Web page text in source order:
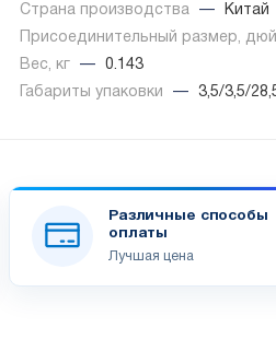
Страна производства
—
Китай
Присоединительный размер,
Вес, кг
—
0.143
Габариты упаковки
— 3,5/3,5/
Различные способы
оплаты
Лучшая цена